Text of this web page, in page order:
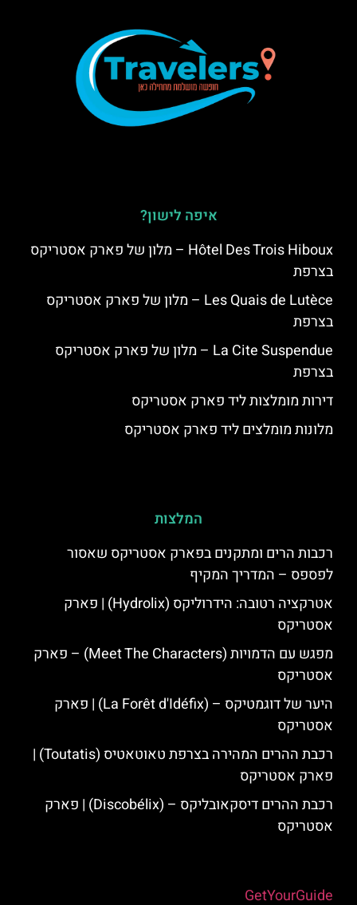
איפה לישון?
Hôtel Des Trois Hiboux – מלון של פארק אסטריקס
בצרפת
Les Quais de Lutèce – מלון של פארק אסטריקס
בצרפת
La Cite Suspendue – מלון של פארק אסטריקס
בצרפת
דירות מומלצות ליד פארק אסטריקס
מלונות מומלצים ליד פארק אסטריקס
המלצות
רכבות הרים ומתקנים בפארק אסטריקס שאסור
לפספס – המדריך המקיף
אטרקציה רטובה: הידרוליקס (Hydrolix) | פארק
אסטריקס
מפגש עם הדמויות (Meet The Characters) – פארק
אסטריקס
היער של דוגמטיקס – (La Forêt d'Idéfix) | פארק
אסטריקס
רכבת ההרים המהירה בצרפת טאוטאטיס (Toutatis) |
פארק אסטריקס
רכבת ההרים דיסקאובליקס – (Discobélix) | פארק
אסטריקס
GetYourGuide